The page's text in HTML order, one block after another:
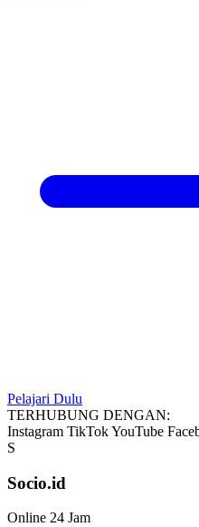
Pelajari Dulu
TERHUBUNG DENGAN:
Instagram TikTokYouTube
S
Socio.id
Online 24 Jam